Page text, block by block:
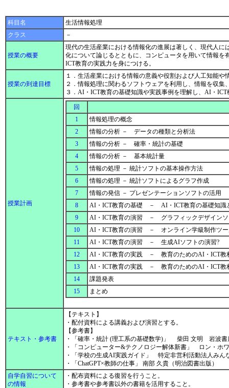
科目名
生活情報処理
クラス
－
授業の概要
現代の生活産業における情報化の進展は著しく、現代人
化について論じるとともに、コンピュータを用いて情報
ICT教育の実践力を身につける。
授業の到達目標
１．生活産業における情報の意義や役割および人工知能
２．情報処理に関わるソフトウェアを利用し、情報を収
３．AI・ICT教育の基礎知識や実践事例を理解し、AI・
授業計画
回
1
情報処理の概念
2
情報の分析 － データの種類と分析法
3
情報の分析 － 確率・統計の基礎
4
情報の分析 － 基本統計量
5
情報の処理 － 統計ソフトの基本操作方法
6
情報の処理 － 統計ソフトによるグラフ作成
7
情報の発信 － プレゼンテーションソフトの活用
8
AI・ICT教育の基礎 － AI・ICT教育の基礎知識
9
AI・ICT教育の演習 － グラフィックデザイン
10
AI・ICT教育の演習 － オンライン学級制作ツ
11
AI・ICT教育の演習 － 生成AIソフトの演習?
12
AI・ICT教育の実践 － 教育のためのAI・ICT教
13
AI・ICT教育の実践 － 教育のためのAI・ICT教
14
課題発表
15
まとめ
テキスト・参考書
【テキスト】
・配付資料による講義および演習とする。
【参考書】
・「確率・統計 (理工系の基礎数学)」 柴田 文明 岩波書
・「コンピューター&テクノロジー解体新書」 ロン・ホ
・「学校の生成AI実践ガイド」 特定非営利活動法人み
・「ChatGPT×教師の仕事」 南部 久貴（明治図書出版）
自学自習について
の情報
・配布資料による復習を行うこと。
・参考書や参考書以外の書籍を活用すること。